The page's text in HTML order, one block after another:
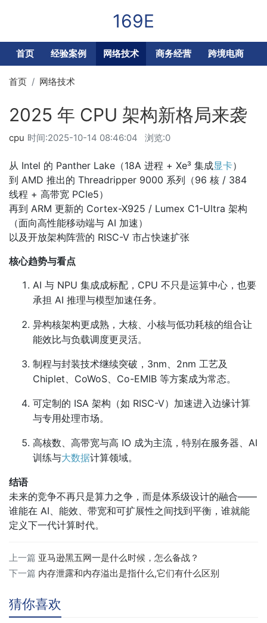
169E
首页 经验案例 网络技术 商务经营 跨境电商
首页 网络技术
2025 年 CPU 架构新格局来袭
时间:2025-10-14 08:46:04 浏览:0
cpu
从 Intel 的 Panther Lake（18A 进程 + Xe³ 集成显卡）
到 AMD 推出的 Threadripper 9000 系列（96 核 / 384
线程 + 高带宽 PCIe5）
再到 ARM 更新的 Cortex-X925 / Lumex C1-Ultra 架构
（面向高性能移动端与 AI 加速）
以及开放架构阵营的 RISC-V 市占快速扩张
核心趋势与看点
AI 与 NPU 集成成标配，CPU 不只是运算中心，也要
承担 AI 推理与模型加速任务。
异构核架构更成熟，大核、小核与低功耗核的组合让
能效比与负载调度更灵活。
制程与封装技术继续突破，3nm、2nm 工艺及
Chiplet、CoWoS、Co-EMIB 等方案成为常态。
可定制的 ISA 架构（如 RISC-V）加速进入边缘计算
与专用处理市场。
高核数、高带宽与高 IO 成为主流，特别在服务器、AI
训练与大数据计算领域。
结语
未来的竞争不再只是算力之争，而是体系级设计的融合——
谁能在 AI、能效、带宽和可扩展性之间找到平衡，谁就能
定义下一代计算时代。
上一篇 亚马逊黑五网一是什么时候，怎么备战？
下一篇 内存泄露和内存溢出是指什么,它们有什么区别
猜你喜欢